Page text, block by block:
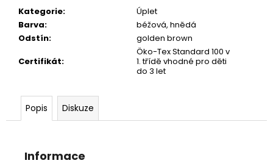
Kategorie:
Úplet
Barva: béžová, hnědá
Odstín:
golden brown
Certifikát:
Öko-Tex Standard 100 v
1. třídě vhodné pro děti
do 3 let
Popis Diskuze
Informace
m
e